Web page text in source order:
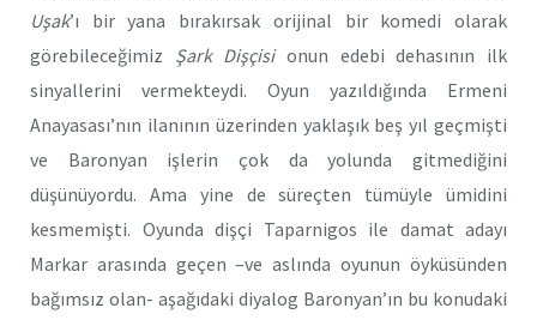
Uşak’ı bir yana bırakırsak orijinal bir komedi olarak
görebileceğimiz Şark Dişçisionun edebi dehasının ilk
sinyallerini vermekteydi. Oyun yazıldığında Ermeni
Anayasası’nın ilanının üzerinden yaklaşık beş yıl geçmişti
ve Baronyan işlerin çok da yolunda gitmediğini
düşünüyordu. Ama yine de süreçten tümüyle ümidini
kesmemişti. Oyunda dişçi Taparnigos ile damat adayı
Markar arasında geçen –ve aslında oyunun öyküsünden
bağımsız olan- aşağıdaki diyalog Baronyan’ın bu konudaki